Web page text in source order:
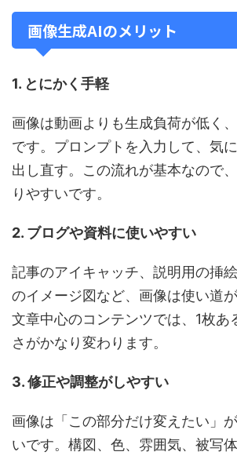
画像生成AIのメリット
1. とにかく手軽
画像は動画よりも生成負荷が低く
です。プロンプトを入力して、気
出し直す。この流れが基本なので
りやすいです。
2. ブログや資料に使いやすい
記事のアイキャッチ、説明用の挿
のイメージ図など、画像は使い道
文章中心のコンテンツでは、1枚あ
さがかなり変わります。
3. 修正や調整がしやすい
画像は「この部分だけ変えたい」
いです。構図、色、雰囲気、被写